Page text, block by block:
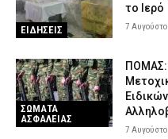
ΕΙΔΗΣΕΙΣ
το Ιερό
7
ΣΩΜΑΤΑ
ΑΣΦΑΛΕΙΑΣ
ΠΟΜΑΣ:
7